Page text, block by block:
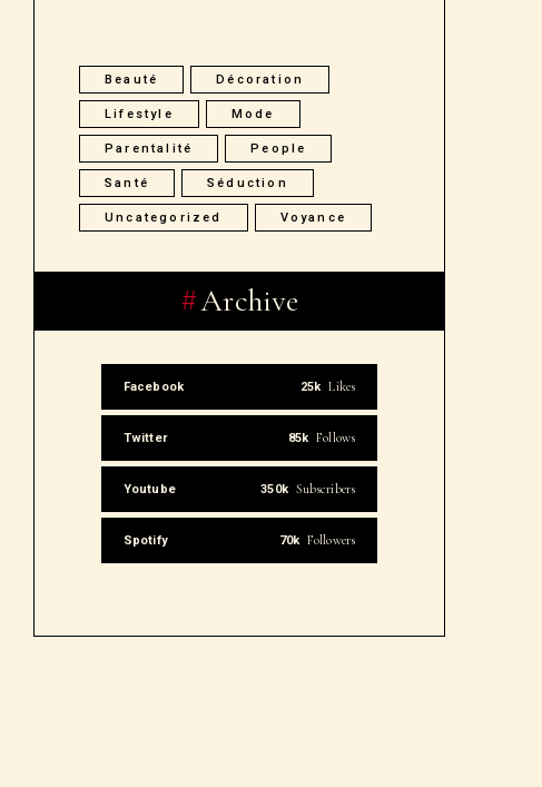
Beauté Décoration
Lifestyle Mode
Parentalité People
Santé Séduction
Uncategorized Voyance
Archive
Facebook 25k Likes
Twitter 85k Follows
Youtube 350k Subscribers
Spotify 70k Followers